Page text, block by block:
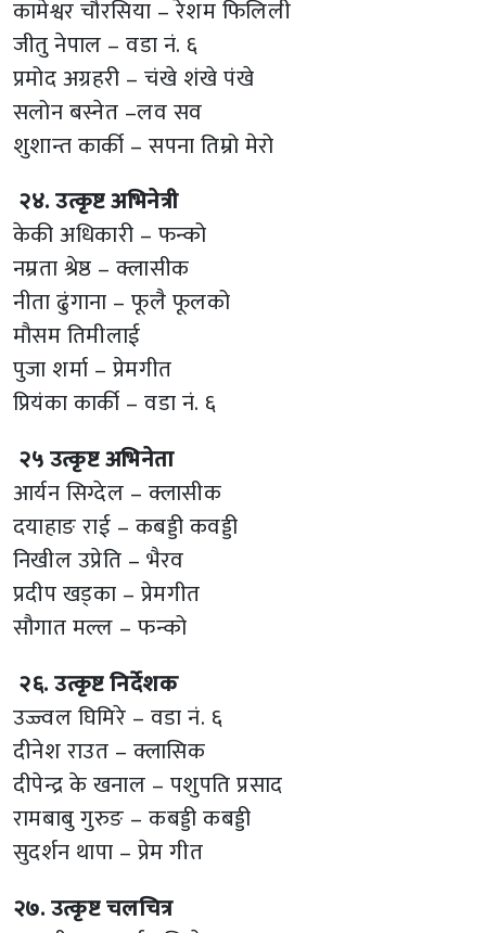
कामेश्वर चौरसिया – रेशम फिलिली
जीतु नेपाल – वडा नं. ६
प्रमोद अग्रहरी – चंखे शंखे पंखे
सलोन बस्नेत –लव सव
शुशान्त कार्की – सपना तिम्रो मेरो
२४. उत्कृष्ट अभिनेत्री
केकी अधिकारी – फन्को
नम्रता श्रेष्ठ – क्लासीक
नीता ढुंगाना – फूलै फूलको
मौसम तिमीलाई
पुजा शर्मा – प्रेमगीत
प्रियंका कार्की – वडा नं. ६
२५ उत्कृष्ट अभिनेता
आर्यन सिग्देल – क्लासीक
दयाहाङ राई – कबड्डी कवड्डी
निखील उप्रेति – भैरव
प्रदीप खड्का – प्रेमगीत
सौगात मल्ल – फन्को
२६. उत्कृष्ट निर्देशक
उज्ज्वल घिमिरे – वडा नं. ६
दीनेश राउत – क्लासिक
दीपेन्द्र के खनाल – पशुपति प्रसाद
रामबाबु गुरुङ – कबड्डी कबड्डी
सुदर्शन थापा – प्रेम गीत
२७. उत्कृष्ट चलचित्र